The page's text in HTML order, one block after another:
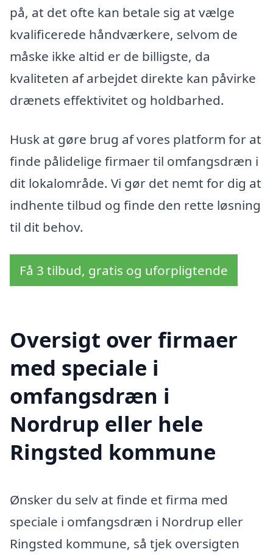
på, at det ofte kan betale sig at vælge
kvalificerede håndværkere, selvom de
måske ikke altid er de billigste, da
kvaliteten af arbejdet direkte kan påvirke
drænets effektivitet og holdbarhed.
Husk at gøre brug af vores platform for at
finde pålidelige firmaer til omfangsdræn i
dit lokalområde. Vi gør det nemt for dig at
indhente tilbud og finde den rette løsning
til dit behov.
Få 3 tilbud, gratis og uforpligtende
Oversigt over firmaer
med speciale i
omfangsdræn i
Nordrup eller hele
Ringsted kommune
Ønsker du selv at finde et firma med
speciale i omfangsdræn i Nordrup eller
Ringsted kommune, så tjek oversigten